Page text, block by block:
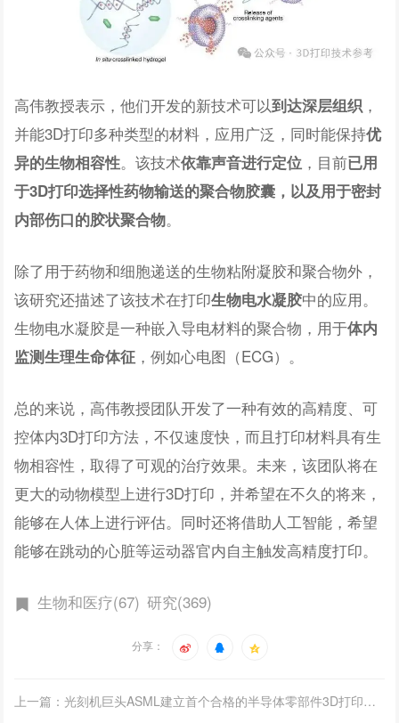
高伟教授表示，他们开发的新技术可以到达深层组织 ，
并能3D打印多种类型的材料，应用广泛，同时能保持优
异的生物相容性。该技术依靠声音进行定位 ，目前已用
于3D打印选择性药物输送的聚合物胶囊，以及用于密封
内部伤口的胶状聚合物。
除了用于药物和细胞递送的生物粘附凝胶和聚合物外，
该研究还描述了该技术在打印生物电水凝胶中的应用。
生物电水凝胶是一种嵌入导电材料的聚合物，用于体内
监测生理生命体征 ，例如心电图（ECG）。
总的来说，高伟教授团队开发了一种有效的高精度、可
控体内3D打印方法，不仅速度快，而且打印材料具有生
物相容性，取得了可观的治疗效果。未来，该团队将在
更大的动物模型上进行3D打印，并希望在不久的将来，
能够在人体上进行评估。同时还将借助人工智能，希望
能够在跳动的心脏等运动器官内自主触发高精度打印。
生物和医疗(67) 研究(369)
分享：
上一篇：光刻机巨头ASML建立首个合格的半导体零部件3D打印供应链